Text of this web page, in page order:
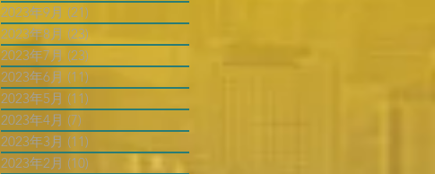
2023年9月 (21)
2023年8月 (23)
2023年7月 (23)
2023年6月 (11)
2023年5月 (11)
2023年4月 (7)
2023年3月 (11)
2023年2月 (10)